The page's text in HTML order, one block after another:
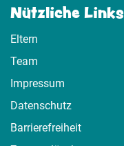
Nützliche Links
Eltern
Team
Impressum
Datenschutz
Barrierefreiheit